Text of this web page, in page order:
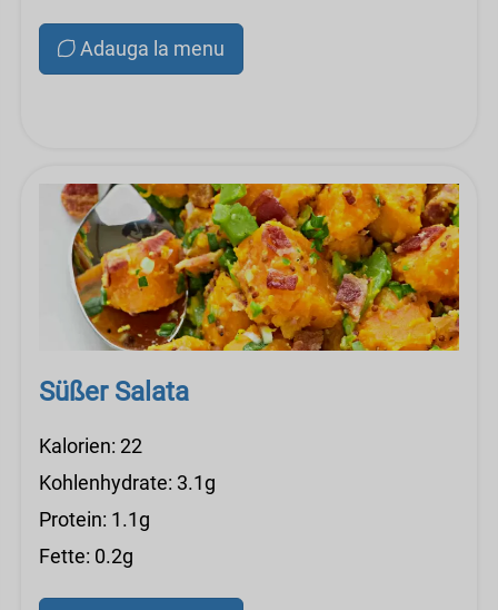
Adauga la menu
Süßer Salata
Kalorien: 22
Kohlenhydrate: 3.1g
Protein: 1.1g
Fette: 0.2g